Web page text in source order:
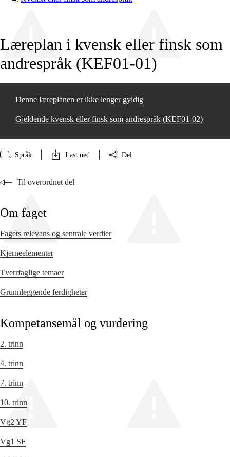
Læreplan i kvensk eller finsk som
andrespråk (KEF01‑01)
Denne læreplanen er ikke lenger gyldig
Gjeldende kvensk eller finsk som andrespråk (KEF01‑02)
Språk Last ned Del
Til overordnet del
Om faget
Fagets relevans og sentrale verdier
Kjerneelementer
Tverrfaglige temaer
Grunnleggende ferdigheter
Kompetansemål og vurdering
2. trinn
4. trinn
7. trinn
10. trinn
Vg2 YF
Vg1 SF